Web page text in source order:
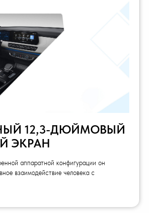
12,3-ДЮЙМОВЫЙ
ЭКРАН
аппаратной конфигурации он
взаимодействие человека с